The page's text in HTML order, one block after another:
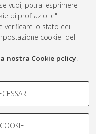
vuoi, potrai esprimere
di profilazione".
verificare lo stato dei
cookie" del
nostra Cookie policy.
le caratteristiche della
base al loro comportamento